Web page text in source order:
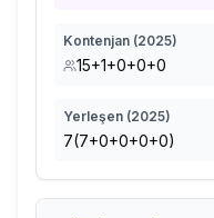
Kontenjan (2025)
15+1+0+0+0
Yerleşen (2025)
7(7+0+0+0+0)